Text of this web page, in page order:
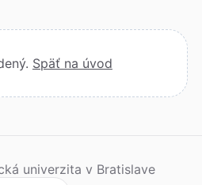
Späť na úvod
univerzita v Bratislave